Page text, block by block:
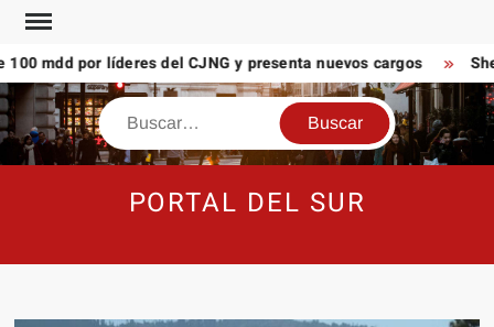
Saltar
contenido
mdd por líderes del CJNG y presenta nuevos cargos
Buscar
PORTAL DEL SUR